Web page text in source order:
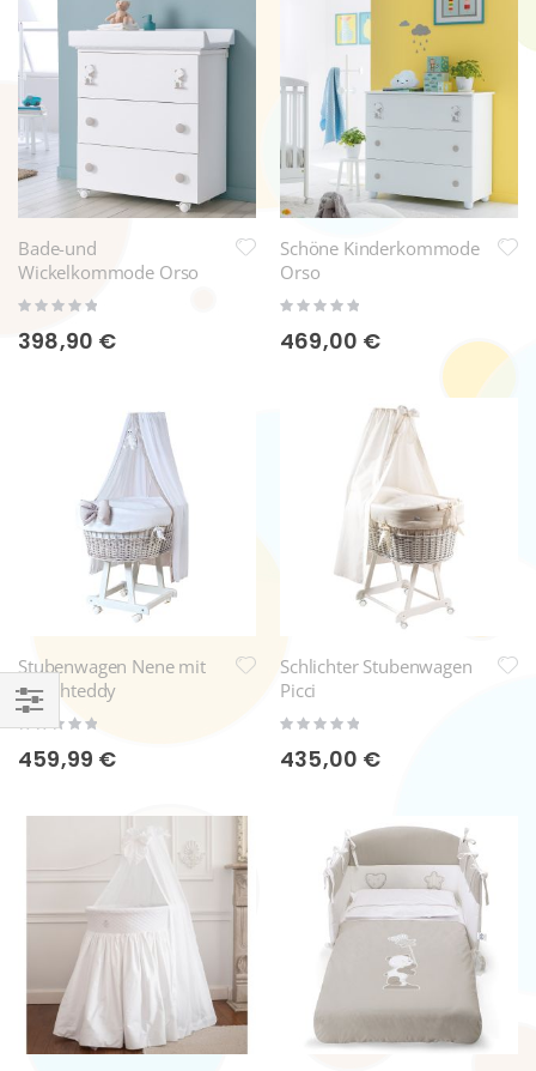
Bade-und
Wickelkommode Orso
Rating:
398,90 €
Schöne Kinderkommode
Orso
Rating:
469,00 €
Stubenwagen Nene mit
Plüschteddy
Rating:
459,99 €
Schlichter Stubenwagen
Picci
Rating:
435,00 €
Einkaufsoptionen